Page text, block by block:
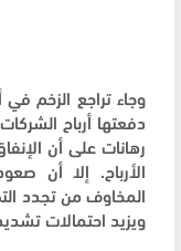
وجاء تراجع الزخم
دفعتها أرباح
رهانات على أن
المخاوف من تجدد
ويزيد احتمالات